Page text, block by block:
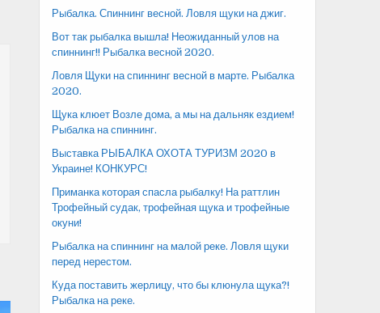
Рыбалка. Спиннинг весной. Ловля щуки на джиг.
Вот так рыбалка вышла! Неожиданный улов на
спиннинг!! Рыбалка весной 2020.
Ловля Щуки на спиннинг весной в марте. Рыбалка
2020.
Щука клюет Возле дома, а мы на дальняк ездием!
Рыбалка на спиннинг.
Выставка РЫБАЛКА ОХОТА ТУРИЗМ 2020 в
Украине! КОНКУРС!
Приманка которая спасла рыбалку! На раттлин
Трофейный судак, трофейная щука и трофейные
окуни!
Рыбалка на спиннинг на малой реке. Ловля щуки
перед нерестом.
Куда поставить жерлицу, что бы клюнула щука?!
Рыбалка на реке.